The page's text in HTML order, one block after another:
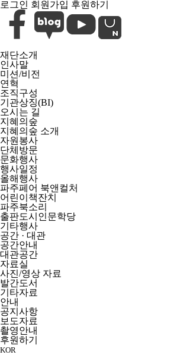
로그인 회원가입 후원하기
재단소개
인사말
미션/비전
연혁
조직구성
기관상징(BI)
오시는 길
지혜의숲
지혜의숲 소개
자원봉사
단체방문
문화행사
행사일정
올해행사
파주페어 북앤컬처
어린이책잔치
파주북소리
출판도시인문학당
기타행사
공간 · 대관
공간안내
대관공간
자료실
사진/영상 자료
발간도서
기타자료
안내
공지사항
보도자료
촬영안내
후원하기
KOR